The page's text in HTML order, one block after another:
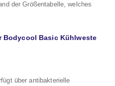
der Größentabelle, welches
Bodycool Basic Kühlweste
über antibakterielle